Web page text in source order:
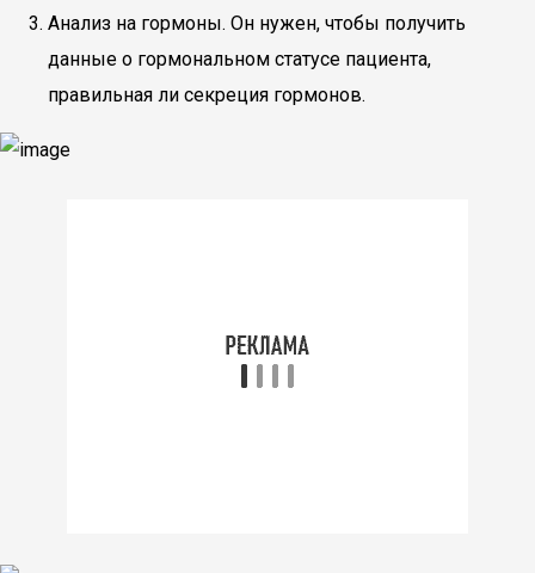
Анализ на гормоны. Он нужен, чтобы получить
данные о гормональном статусе пациента,
правильная ли секреция гормонов.